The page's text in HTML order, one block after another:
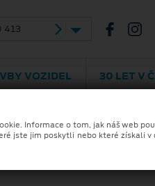
413
VOZIDEL 30 LET V
Informace o tom, jak náš web
jste jim poskytli nebo které získali v